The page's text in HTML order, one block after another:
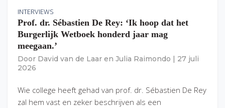
INTERVIEWS
Prof. dr. Sébastien De Rey: ‘Ik hoop dat het
Burgerlijk Wetboek honderd jaar mag
meegaan.’
Door David van de Laar en Julia Raimondo
27 juli
2026
Wie college heeft gehad van prof. dr. Sébastien De Rey
zal hem vast en zeker beschrijven als een